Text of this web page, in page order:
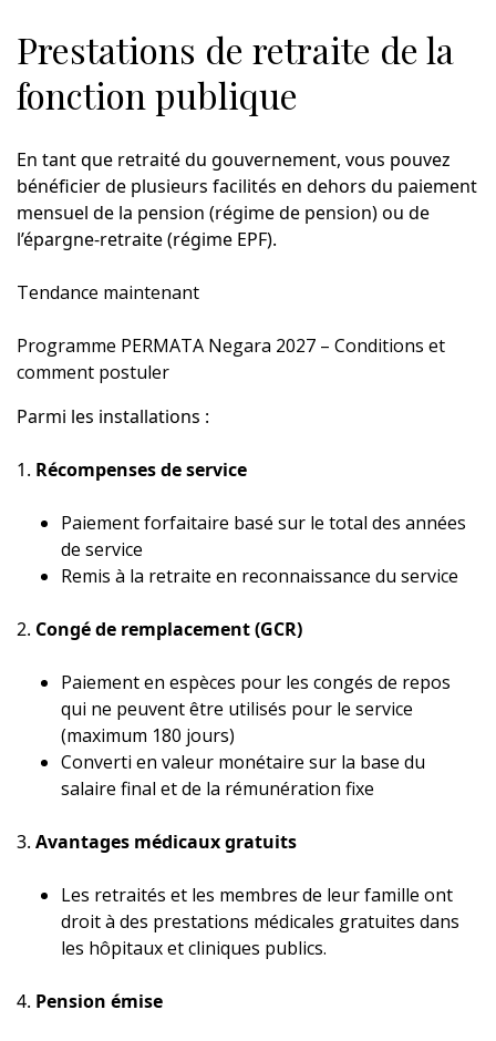
Prestations de retraite de la
fonction publique
En tant que retraité du gouvernement, vous pouvez
bénéficier de plusieurs facilités en dehors du paiement
mensuel de la pension (régime de pension) ou de
l’épargne-retraite (régime EPF).
Tendance maintenant
Programme PERMATA Negara 2027 – Conditions et
comment postuler
Parmi les installations :
1. Récompenses de service
Paiement forfaitaire basé sur le total des années
de service
Remis à la retraite en reconnaissance du service
2. Congé de remplacement (GCR)
Paiement en espèces pour les congés de repos
qui ne peuvent être utilisés pour le service
(maximum 180 jours)
Converti en valeur monétaire sur la base du
salaire final et de la rémunération fixe
3. Avantages médicaux gratuits
Les retraités et les membres de leur famille ont
droit à des prestations médicales gratuites dans
les hôpitaux et cliniques publics.
4. Pension émise